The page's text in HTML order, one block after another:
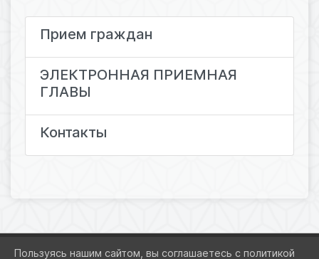
Прием граждан
ЭЛЕКТРОННАЯ ПРИЕМНАЯ
ГЛАВЫ
Контакты
Пользуясь нашим сайтом, вы соглашаетесь с политикой